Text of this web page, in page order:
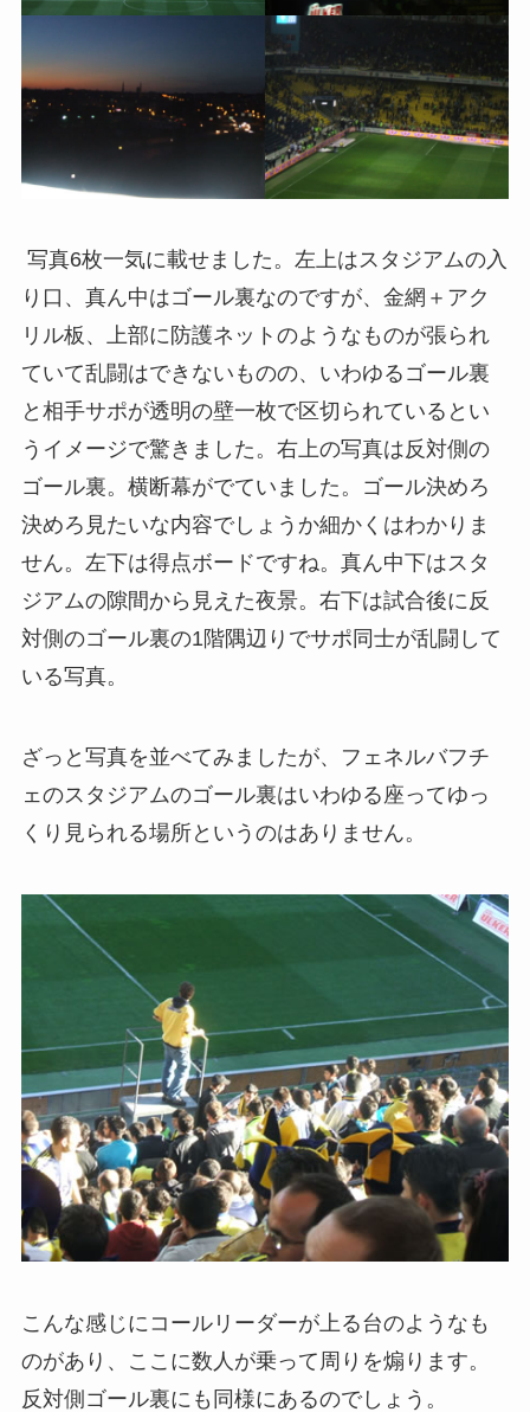
写真6枚一気に載せました。左上はスタジアムの入
り口、真ん中はゴール裏なのですが、金網＋アク
リル板、上部に防護ネットのようなものが張られ
ていて乱闘はできないものの、いわゆるゴール裏
と相手サポが透明の壁一枚で区切られているとい
うイメージで驚きました。右上の写真は反対側の
ゴール裏。横断幕がでていました。ゴール決めろ
決めろ見たいな内容でしょうか細かくはわかりま
せん。左下は得点ボードですね。真ん中下はスタ
ジアムの隙間から見えた夜景。右下は試合後に反
対側のゴール裏の1階隅辺りでサポ同士が乱闘して
いる写真。
ざっと写真を並べてみましたが、フェネルバフチ
ェのスタジアムのゴール裏はいわゆる座ってゆっ
くり見られる場所というのはありません。
こんな感じにコールリーダーが上る台のようなも
のがあり、ここに数人が乗って周りを煽ります。
反対側ゴール裏にも同様にあるのでしょう。